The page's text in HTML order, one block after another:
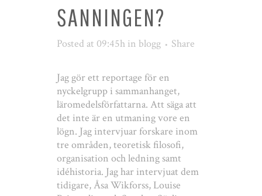
SANNINGEN?
Posted at 09:45h in blogg Share
Jag gör ett reportage för en
nyckelgrupp i sammanhanget,
läromedelsförfattarna. Att säga att
det inte är en utmaning vore en
lögn. Jag intervjuar forskare inom
tre områden, teoretisk filosofi,
organisation och ledning samt
idéhistoria. Jag har intervjuat dem
tidigare, Åsa Wikforss, Louise